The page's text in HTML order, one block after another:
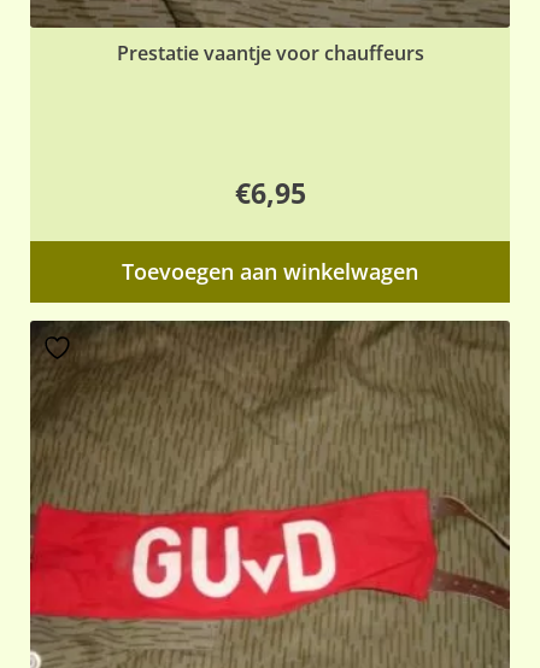
Prestatie vaantje voor chauffeurs
€6,95
Toevoegen aan winkelwagen